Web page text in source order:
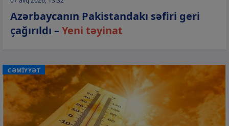
Azərbaycanın Pakistandakı səfiri geri
çağırıldı –Yeni təyinat
CƏMİYYƏT